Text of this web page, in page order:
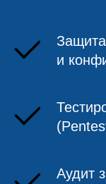
и
Аудит